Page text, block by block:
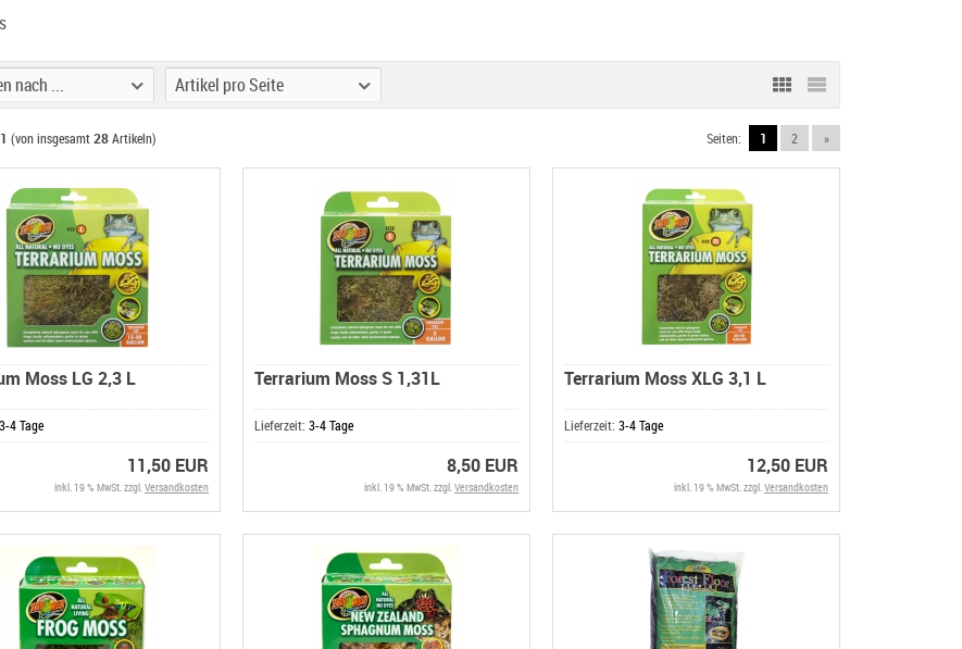
nach ... Artikel pro Seite
(von insgesamt28Artikeln) Seiten: 1 2 »
Moss LG 2,3 L
3-4 Tage
11,50 EUR
inkl. 19 % MwSt. zzgl.Versandkosten
Terrarium Moss S 1,31L
Lieferzeit: 3-4 Tage
8,50 EUR
inkl. 19 % MwSt. zzgl.Versandkosten
Terrarium Moss XLG 3,1 L
Lieferzeit: 3-4 Tage
12,50 EUR
inkl. 19 % MwSt. zzgl.Versandkosten